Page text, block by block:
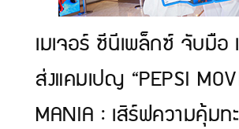
เมเจอร์ ซีนีเพล็กซ์ จับมื
ส่งแคมเปญ “PEPSI
MANIA : เสิร์ฟความคุ้มท